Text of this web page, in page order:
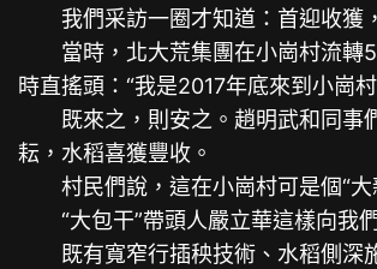
我們采訪一圈才知道：首迎收獲
當時，北大荒集團在小崗村流轉
時直搖頭：“我是2017年底來到小崗
既來之，則安之。趙明武和同事們
耘，水稻喜獲豐收。
村民們說，這在小崗村可是個“大
“大包干”帶頭人嚴立華這樣向我們
既有寬窄行插秧技術、水稻側深